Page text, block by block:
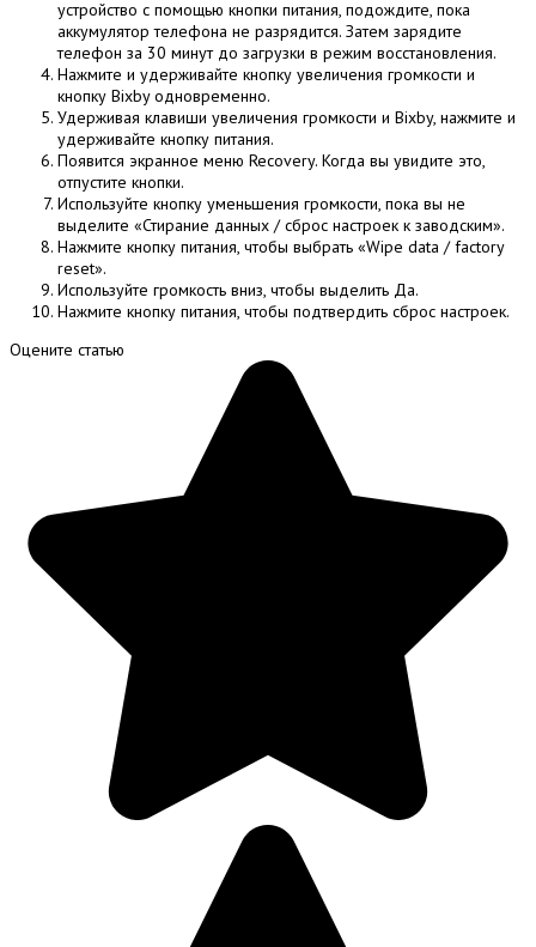
устройство с помощью кнопки питания, подождите, пока
аккумулятор телефона не разрядится. Затем зарядите
телефон за 30 минут до загрузки в режим восстановления.
Нажмите и удерживайте кнопку увеличения громкости и
кнопку Bixby одновременно.
Удерживая клавиши увеличения громкости и Bixby, нажмите и
удерживайте кнопку питания.
Появится экранное меню Recovery. Когда вы увидите это,
отпустите кнопки.
Используйте кнопку уменьшения громкости, пока вы не
выделите «Стирание данных / сброс настроек к заводским».
Нажмите кнопку питания, чтобы выбрать «Wipe data / factory
reset».
Используйте громкость вниз, чтобы выделить Да.
Нажмите кнопку питания, чтобы подтвердить сброс настроек.
Оцените статью